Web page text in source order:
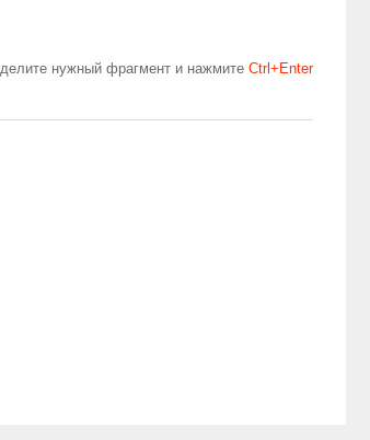
нужный фрагмент и нажмите Сtrl+Enter